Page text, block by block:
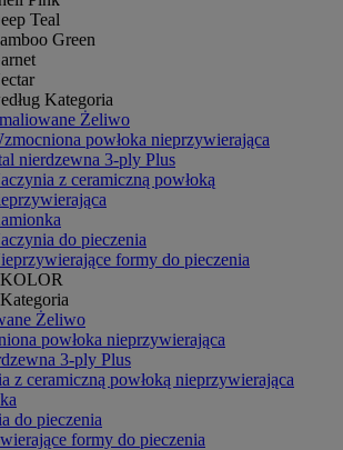
Teal
Green
Kategoria
Żeliwo
powłoka nieprzywierająca
nierdzewna 3-ply Plus
z ceramiczną powłoką
do pieczenia
formy do pieczenia
KOLOR
Żeliwo
powłoka nieprzywierająca
3-ply Plus
z ceramiczną powłoką nieprzywierająca
do pieczenia
formy do pieczenia